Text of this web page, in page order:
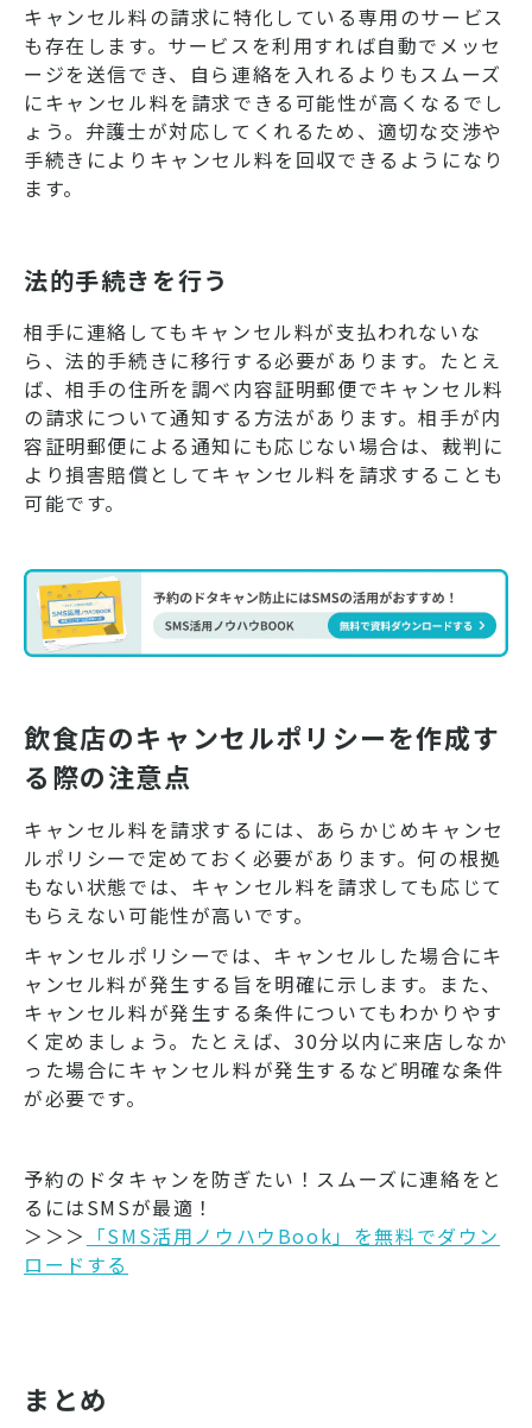
キャンセル料の請求に特化している専用のサービス
も存在します。サービスを利用すれば自動でメッセ
ージを送信でき、自ら連絡を入れるよりもスムーズ
にキャンセル料を請求できる可能性が高くなるでし
ょう。弁護士が対応してくれるため、適切な交渉や
手続きによりキャンセル料を回収できるようになり
ます。
法的手続きを行う
相手に連絡してもキャンセル料が支払われないな
ら、法的手続きに移行する必要があります。たとえ
ば、相手の住所を調べ内容証明郵便でキャンセル料
の請求について通知する方法があります。相手が内
容証明郵便による通知にも応じない場合は、裁判に
より損害賠償としてキャンセル料を請求することも
可能です。
飲食店のキャンセルポリシーを作成す
る際の注意点
キャンセル料を請求するには、あらかじめキャンセ
ルポリシーで定めておく必要があります。何の根拠
もない状態では、キャンセル料を請求しても応じて
もらえない可能性が高いです。
キャンセルポリシーでは、キャンセルした場合にキ
ャンセル料が発生する旨を明確に示します。また、
キャンセル料が発生する条件についてもわかりやす
く定めましょう。たとえば、30分以内に来店しなか
った場合にキャンセル料が発生するなど明確な条件
が必要です。
予約のドタキャンを防ぎたい！スムーズに連絡をと
るにはSMSが最適！
＞＞＞ 「SMS活用ノウハウBook」を無料でダウン
ロードする
まとめ